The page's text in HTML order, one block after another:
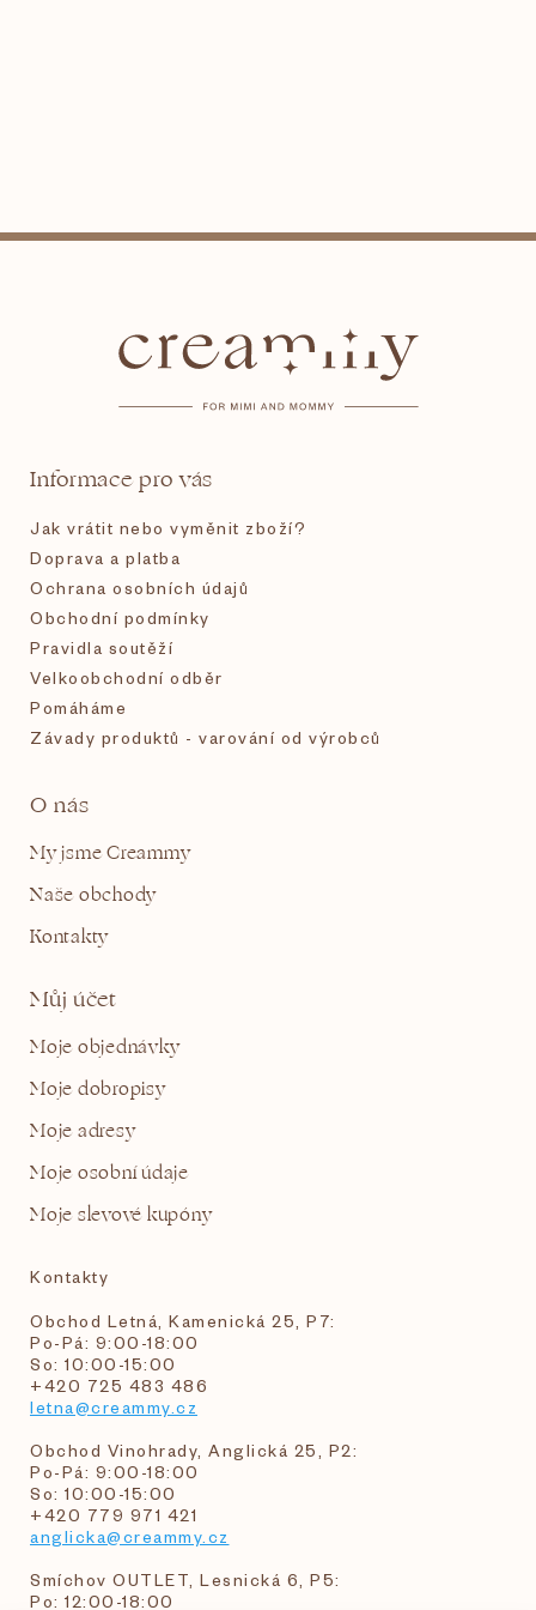
Informace pro vás
Jak vrátit nebo vyměnit zboží?
Doprava a platba
Ochrana osobních údajů
Obchodní podmínky
Pravidla soutěží
Velkoobchodní odběr
Pomáháme
Závady produktů - varování od výrobců
O nás
My jsme Creammy
Naše obchody
Kontakty
Můj účet
Moje objednávky
Moje dobropisy
Moje adresy
Moje osobní údaje
Moje slevové kupóny
Kontakty
Obchod Letná, Kamenická 25, P7:
Po-Pá: 9:00-18:00
So: 10:00-15:00
+420 725 483 486
letna@creammy.cz
Obchod Vinohrady, Anglická 25, P2:
Po-Pá: 9:00-18:00
So: 10:00-15:00
+420 779 971 421
anglicka@creammy.cz
Smíchov OUTLET, Lesnická 6, P5:
Po: 12:00-18:00